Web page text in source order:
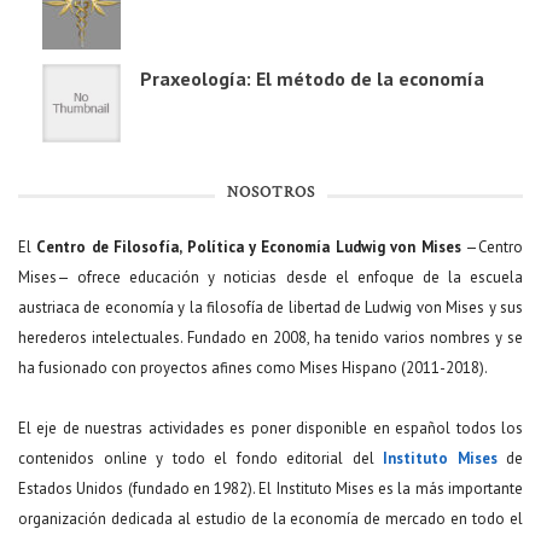
Praxeología: El método de la economía
NOSOTROS
El Centro de Filosofía, Política y Economía Ludwig von Mises—Centro
Mises— ofrece educación y noticias desde el enfoque de la escuela
austriaca de economía y la filosofía de libertad de Ludwig von Mises y sus
herederos intelectuales. Fundado en 2008, ha tenido varios nombres y se
ha fusionado con proyectos afines como Mises Hispano (2011-2018).
El eje de nuestras actividades es poner disponible en español todos los
contenidos online y todo el fondo editorial del Instituto Misesde
Estados Unidos (fundado en 1982). El Instituto Mises es la más importante
organización dedicada al estudio de la economía de mercado en todo el